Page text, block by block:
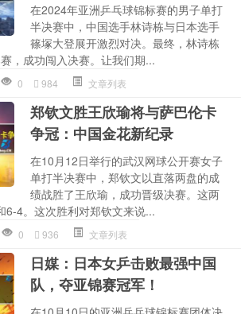
在2024年亚洲乒乓球锦标赛的男子单打
半决赛中，中国选手林诗栋与日本选手
篠塚大登展开激烈对决。最终，林诗栋
，成功闯入决赛。让我们期...
0 984 文章列表
郑钦文胜王欣瑜将与萨巴伦卡
争冠：中国金花新纪录
在10月12日举行的武汉网球公开赛女子
单打半决赛中，郑钦文以直落两盘的成
绩战胜了王欣瑜，成功晋级决赛。这两
6-4。这次胜利对郑钦文来说...
0 936 文章列表
日媒：日本女乒击败最强中国
队，夺亚锦赛冠军！